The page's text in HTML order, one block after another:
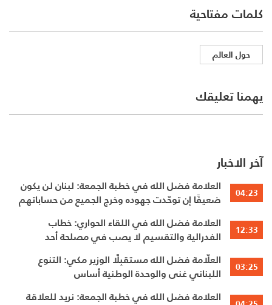
كلمات مفتاحية
حول العالم
يهمنا تعليقك
آخر الاخبار
04:23
العلامة فضل الله في خطبة الجمعة: لبنان لن يكون
ضعيفًا إن توحّدت جهوده وخرج الجميع من حساباتهم
12:33
العلامة فضل الله في اللقاء الحواري: خطاب
الفدرالية والتقسيم لا يصب في مصلحة أحد
03:25
العلّامة فضل الله مستقبِلًا الوزير مكي: التنوع
اللبناني غنى والوحدة الوطنية أساس
العلامة فضل الله في خطبة الجمعة: نريد للعلاقة